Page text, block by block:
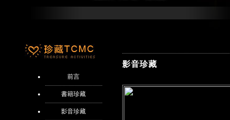
前言
書籍珍藏
影音珍藏
影音珍藏